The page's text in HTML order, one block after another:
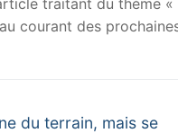
traitant du thème
courant des
du terrain, mais se